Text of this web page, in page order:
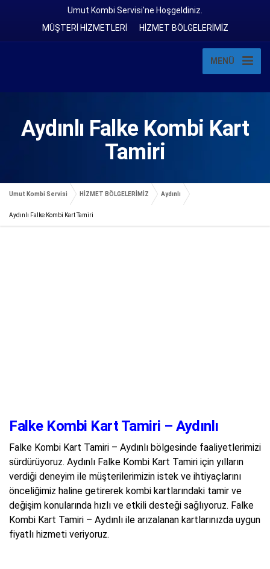
Umut Kombi Servisi'ne Hoşgeldiniz.
MÜŞTERİ HİZMETLERİ
HİZMET BÖLGELERİMİZ
MENÜ
Aydınlı Falke Kombi Kart
Tamiri
Umut Kombi Servisi HİZMET BÖLGELERİMİZ Aydınlı
Aydınlı Falke Kombi Kart Tamiri
Falke Kombi Kart Tamiri – Aydınlı
Falke Kombi Kart Tamiri – Aydınlı bölgesinde faaliyetlerimizi
sürdürüyoruz. Aydınlı Falke Kombi Kart Tamiri için yılların
verdiği deneyim ile müşterilerimizin istek ve ihtiyaçlarını
önceliğimiz haline getirerek kombi kartlarındaki tamir ve
değişim konularında hızlı ve etkili desteği sağlıyoruz. Falke
Kombi Kart Tamiri – Aydınlı ile arızalanan kartlarınızda uygun
fiyatlı hizmeti veriyoruz.